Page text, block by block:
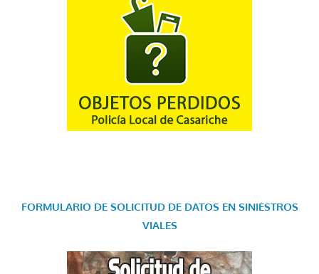
FORMULARIO DE SOLICITUD DE DATOS EN SINIESTROS
VIALES